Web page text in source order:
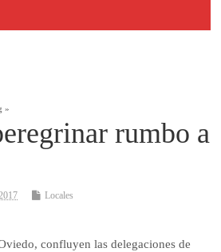
»
rumbo a
Locales
confluyen las delegaciones de